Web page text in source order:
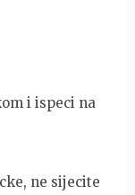
i ispeci na
ne sijecite